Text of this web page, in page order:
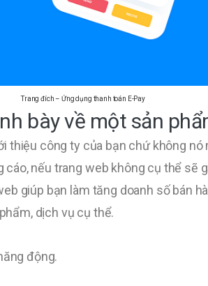
Trang đích – Ứng dụng thanh toán E-Pay
bày về một sản
thiệu công ty của bạn chứ không nó
nếu trang web không cụ thể sẽ
giúp bạn làm tăng doanh số bán
dịch vụ cụ thể.
động.